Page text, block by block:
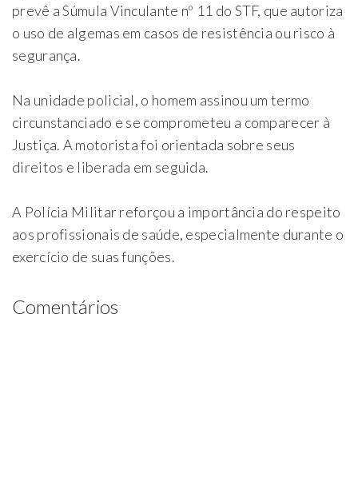
prevê a Súmula Vinculante nº 11 do STF, que autoriza
o uso de algemas em casos de resistência ou risco à
segurança.
Na unidade policial, o homem assinou um termo
circunstanciado e se comprometeu a comparecer à
Justiça. A motorista foi orientada sobre seus
direitos e liberada em seguida.
A Polícia Militar reforçou a importância do respeito
aos profissionais de saúde, especialmente durante o
exercício de suas funções.
Comentários